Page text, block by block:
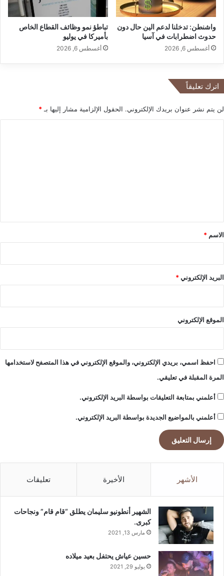
ة
ا
ل
س
و
ة
؟
ه
ل
واشنطن: تدخلنا لدعم الين حال دون
حدوث اضطرابات في آسيا
أغسطس 6, 2026
تباطؤ نمو وظائف القطاع الخاص
بأميركا في يوليو
أغسطس 6, 2026
اترك تعليقاً
لن يتم نشر عنوان بريدك الإلكتروني. الحقول الإلزامية مشار إليها بـ*
*
الاسم *
البريد الإلكتروني*
الموقع الإلكتروني
احفظ اسمي، بريدي الإلكتروني، والموقع الإلكتروني في هذا المتصفح لاستخدامها
المرة المقبلة في تعليقي.
أعلمني بمتابعة التعليقات بواسطة البريد الإلكتروني.
أعلمني بالمواضيع الجديدة بواسطة البريد الإلكتروني.
الأشهر الأخيرة تعليقات
الشهير أنطونيو سليمان يطلق “قام قام” ونجاحات
كبرى.
مارس 13, 2021
حسين عياش يحتفل بعيد ميلاده
يوليو 29, 2021